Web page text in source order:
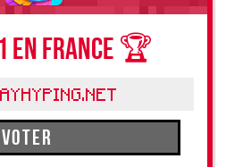
en France 🏆
Voter